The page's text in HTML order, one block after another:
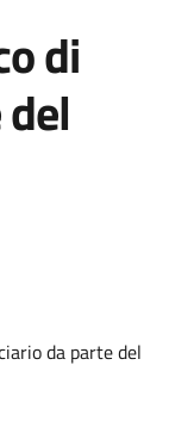
di
da parte del